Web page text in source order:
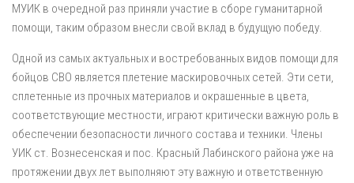
МУИК в очередной раз приняли участие в сборе гуманитарной
помощи, таким образом внесли свой вклад в будущую победу.
Одной из самых актуальных и востребованных видов помощи для
бойцов СВО является плетение маскировочных сетей. Эти сети,
сплетенные из прочных материалов и окрашенные в цвета,
соответствующие местности, играют критически важную роль в
обеспечении безопасности личного состава и техники. Члены
УИК ст. Вознесенская и пос. Красный Лабинского района уже на
протяжении двух лет выполняют эту важную и ответственную